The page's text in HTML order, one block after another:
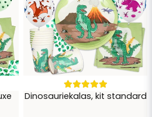
fråga
Dinosauriekalas, kit standard